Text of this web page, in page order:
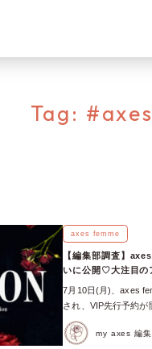
Tag:
axes femme
【編集部調査】
いに公開♡大注目の
約開始！】
7月10日(月)、axes
され、VIP先行予約
femme公式オンライ
まで、axes femme
my axes 編